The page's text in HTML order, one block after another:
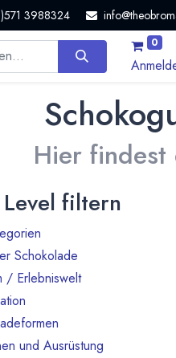
3988324
0
Hier findest
filtern
Schokolade
/ Erlebniswelt
und Ausrüstung